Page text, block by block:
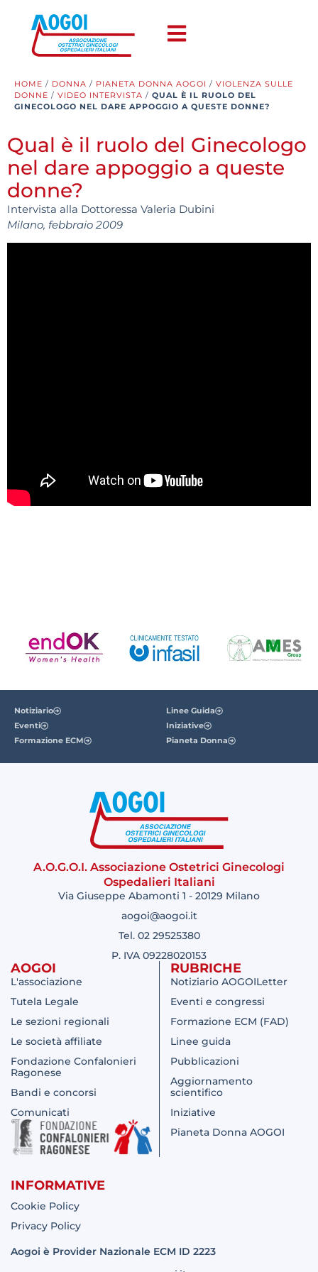
HOME / DONNA / PIANETA DONNA AOGOI / VIOLENZA SULLE
DONNE / VIDEO INTERVISTA / QUAL È IL RUOLO DEL
GINECOLOGO NEL DARE APPOGGIO A QUESTE DONNE?
Qual è il ruolo del Ginecologo
nel dare appoggio a queste
donne?
Intervista alla Dottoressa Valeria Dubini
Milano, febbraio 2009
Notiziario
Eventi
Formazione ECM
Linee Guida
Iniziative
Pianeta Donna
A.O.G.O.I. Associazione Ostetrici Ginecologi
Ospedalieri Italiani
Via Giuseppe Abamonti 1 - 20129 Milano
aogoi@aogoi.it
Tel. 02 29525380
P. IVA 09228020153
AOGOI
L'associazione
Tutela Legale
Le sezioni regionali
Le società affiliate
Fondazione Confalonieri
Ragonese
Bandi e concorsi
Comunicati
RUBRICHE
Notiziario AOGOILetter
Eventi e congressi
Formazione ECM (FAD)
Linee guida
Pubblicazioni
Aggiornamento
scientifico
Iniziative
Pianeta Donna AOGOI
INFORMATIVE
Cookie Policy
Privacy Policy
Aogoi è Provider Nazionale ECM ID 2223